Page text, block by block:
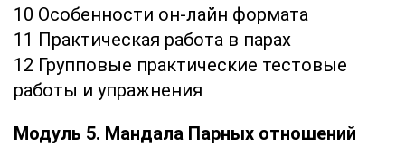
10 Особенности он-лайн формата
11 Практическая работа в парах
12 Групповые практические тестовые
работы и упражнения
Модуль 5. Мандала Парных отношений